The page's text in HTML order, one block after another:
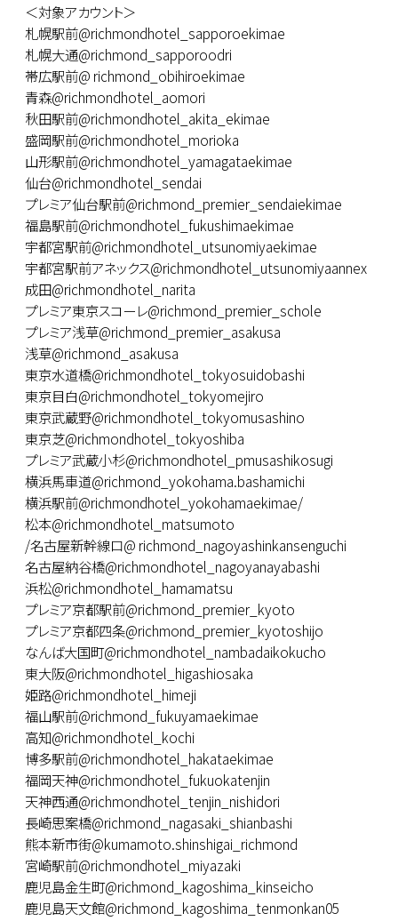
＜対象アカウント＞
札幌駅前@richmondhotel_sapporoekimae
札幌大通@richmond_sapporoodri
帯広駅前@ richmond_obihiroekimae
青森@richmondhotel_aomori
秋田駅前@richmondhotel_akita_ekimae
盛岡駅前@richmondhotel_morioka
山形駅前@richmondhotel_yamagataekimae
仙台@richmondhotel_sendai
プレミア仙台駅前@richmond_premier_sendaiekimae
福島駅前@richmondhotel_fukushimaekimae
宇都宮駅前@richmondhotel_utsunomiyaekimae
宇都宮駅前アネックス@richmondhotel_utsunomiyaannex
成田@richmondhotel_narita
プレミア東京スコーレ@richmond_premier_schole
プレミア浅草@richmond_premier_asakusa
浅草@richmond_asakusa
東京水道橋@richmondhotel_tokyosuidobashi
東京目白@richmondhotel_tokyomejiro
東京武蔵野@richmondhotel_tokyomusashino
東京芝@richmondhotel_tokyoshiba
プレミア武蔵小杉@richmondhotel_pmusashikosugi
横浜馬車道@richmond_yokohama.bashamichi
横浜駅前@richmondhotel_yokohamaekimae/
松本@richmondhotel_matsumoto
/名古屋新幹線口@ richmond_nagoyashinkansenguchi
名古屋納谷橋@richmondhotel_nagoyanayabashi
浜松@richmondhotel_hamamatsu
プレミア京都駅前@richmond_premier_kyoto
プレミア京都四条@richmond_premier_kyotoshijo
なんば大国町@richmondhotel_nambadaikokucho
東大阪@richmondhotel_higashiosaka
姫路@richmondhotel_himeji
福山駅前@richmond_fukuyamaekimae
高知@richmondhotel_kochi
博多駅前@richmondhotel_hakataekimae
福岡天神@richmondhotel_fukuokatenjin
天神西通@richmondhotel_tenjin_nishidori
長崎思案橋@richmond_nagasaki_shianbashi
熊本新市街@kumamoto.shinshigai_richmond
宮崎駅前@richmondhotel_miyazaki
鹿児島金生町@richmond_kagoshima_kinseicho
鹿児島天文館@richmond_kagoshima_tenmonkan05